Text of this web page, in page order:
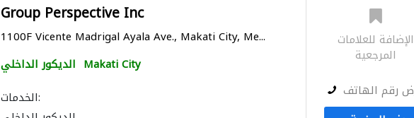
Group Perspective Inc
1100F Vicente Madrigal Ayala Ave., Makati City, Me...
الديكور الداخلي Makati City
الخدمات:
الإضافة للعلامات
المرجعية
رقم الهاتف